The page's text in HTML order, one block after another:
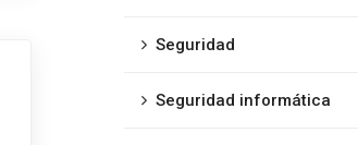
Seguridad
Seguridad informática